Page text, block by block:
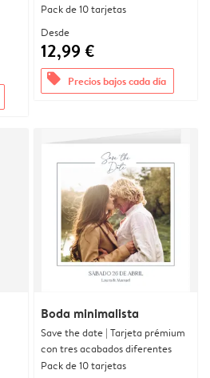
Pack de 10 tarjetas
Desde
12,99 €
offers Precios bajos cada día
Boda minimalista
Save the date | Tarjeta prémium
con tres acabados diferentes
Pack de 10 tarjetas